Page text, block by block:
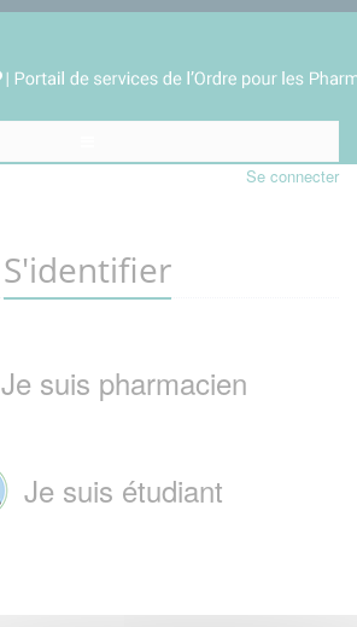
Se connecter
S'identifier
Je suis pharmacien
Je suis étudiant